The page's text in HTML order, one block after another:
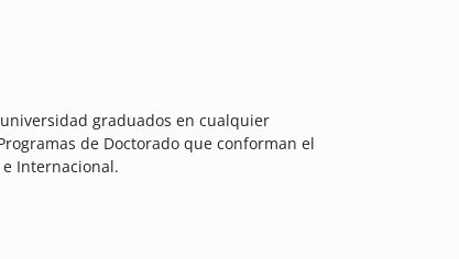
graduados en cualquier
de Doctorado que conforman el
Internacional.